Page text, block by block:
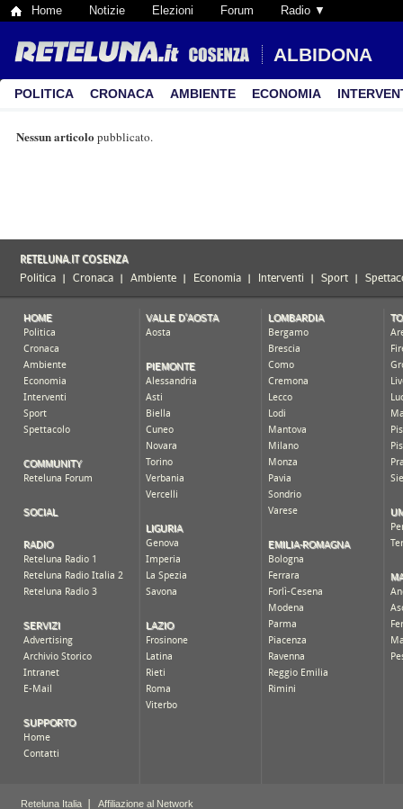
Home Notizie Elezioni Forum Radio ▼
ALBIDONA
POLITICA CRONACA AMBIENTE ECONOMIA
Nessun articolo pubblicato.